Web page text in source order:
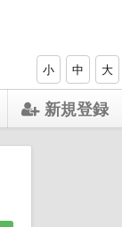
小 中 大
新規登録